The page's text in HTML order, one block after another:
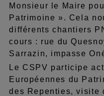
Monsieur le Maire
Patrimoine ». Cela
différents chantiers
cours : rue du
Sarrazin, impasse
Le CSPV participe
Européennes du
des Repenties, visite